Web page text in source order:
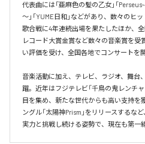
代表曲には「亜麻色の髪の乙女」「
～」「YUME日和」などがあり、数々のヒ
歌合戦に4年連続出場を果たしたほか、
レコード大賞金賞など数々の音楽賞を受
い評価を受け、全国各地でコンサートを
音楽活動に加え、テレビ、ラジオ、舞台
躍。近年はフジテレビ「千鳥の鬼レンチ
目を集め、新たな世代からも高い支持
ングル「太陽神Prism」をリリースするな
実力と挑戦し続ける姿勢で、現在も第一